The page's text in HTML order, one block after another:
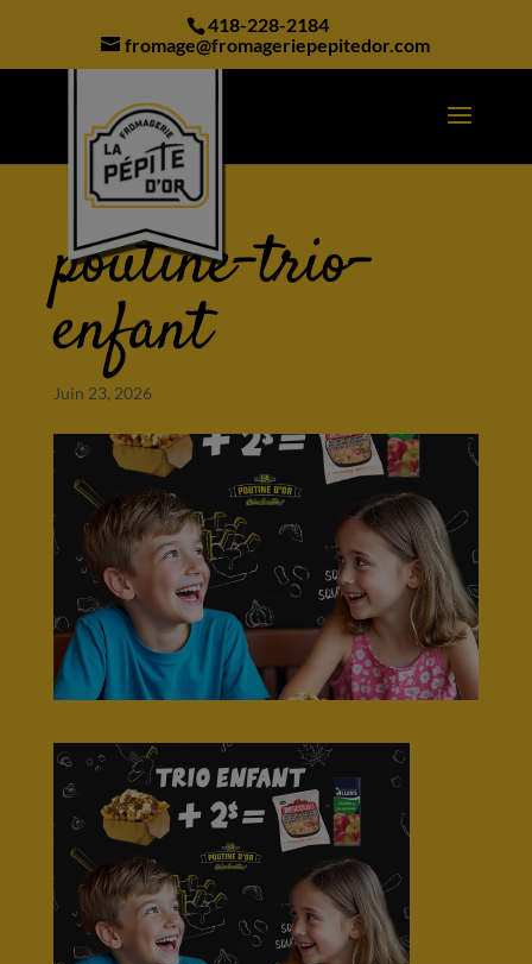
418-228-2184
fromage@fromageriepepitedor.com
poutine-trio-
enfant
Juin 23, 2026
modal-check